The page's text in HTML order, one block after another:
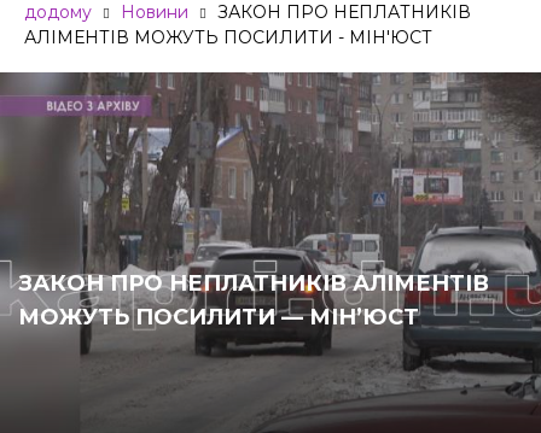
додому Новини
ЗАКОН ПРО НЕПЛАТНИКІВ
АЛІМЕНТІВ МОЖУТЬ ПОСИЛИТИ - МІН'ЮСТ
ЗАКОН ПРО НЕПЛАТНИКІВ АЛІМЕНТІВ
МОЖУТЬ ПОСИЛИТИ — МІН’ЮСТ